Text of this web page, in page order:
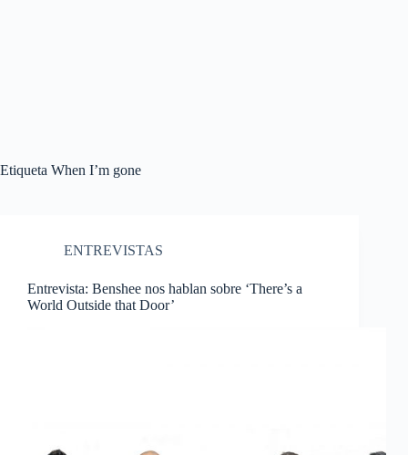
Etiqueta When I’m gone
ENTREVISTAS
Entrevista: Benshee nos hablan sobre ‘There’s a
World Outside that Door’